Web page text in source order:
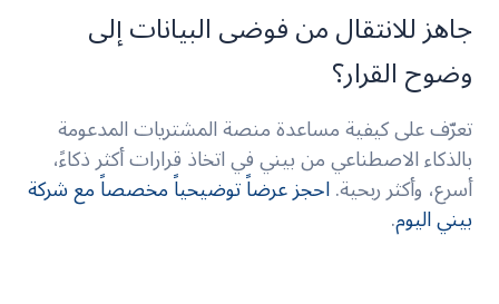
جاهز للانتقال من فوضى البيانات إلى
وضوح القرار؟
تعرّف على كيفية مساعدة منصة المشتريات المدعومة
بالذكاء الاصطناعي من بيني في اتخاذ قرارات أكثر ذكاءً،
أسرع، وأكثر ربحية.احجز عرضاً توضيحياً مخصصاً مع شركة
بيني اليوم.